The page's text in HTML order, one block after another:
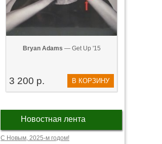
Bryan Adams — Get Up '15
3 200 р. В КОРЗИНУ
Новостная лента
С Новым, 2025-м годом!